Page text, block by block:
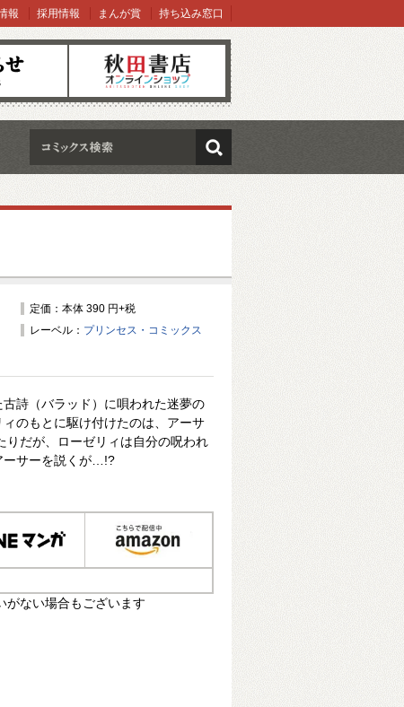
オンラインショップ
報 採用情報 まんが賞 持ち込み窓口
検索
定価：本体 390 円+税
レーベル： プリンセス・コミックス
詩（バラッド）に唄われた迷夢の
のもとに駆け付けたのは、アーサ
だが、ローゼリィは自分の呪われ
ーサーを説くが…!?
ない場合もございます